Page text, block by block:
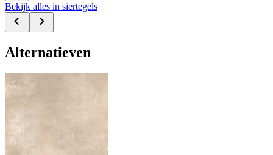
Bekijk alles in siertegels
Alternatieven